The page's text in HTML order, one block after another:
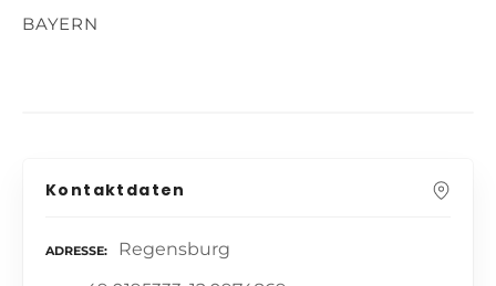
BAYERN
Kontaktdaten
ADRESSE Regensburg